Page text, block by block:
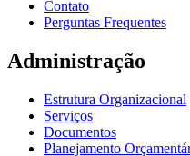
Contato
Perguntas Frequentes
Administração
Estrutura Organizacional
Serviços
Documentos
Planejamento